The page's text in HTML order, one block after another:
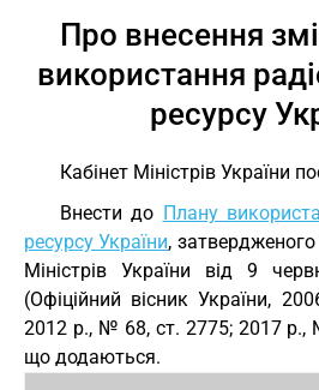
Про внесення
використання
ресурсу
Кабінет Міністрів України
Внести до Плану
ресурсу України,
Міністрів України від 9
(Офіційний вісник України,
2012 р., № 68, ст. 2775; 2017 р.,
що додаються.